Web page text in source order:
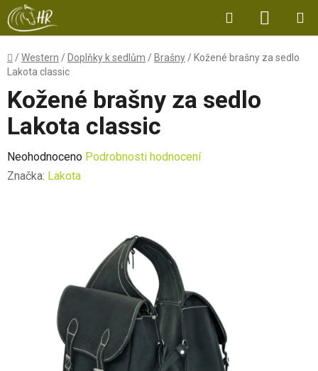
Přejít
na
obsah
Hledat
KOŠÍK
Domů
/Western / Doplňky k sedlům / Brašny / Kožené brašny za sedlo
Lakota classic
Kožené brašny za sedlo
Lakota classic
Průměrné
hodnocení
Neohodnoceno Podrobnosti hodnocení
Značka: Lakota